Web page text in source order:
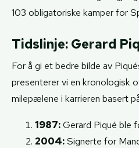
103 obligatoriske kamper for
Tidslinje: Gerard
For å gi et bedre bilde av
presenterer vi en kronologisk
milepælene i karrieren basert
1987:Gerard Piqué ble
2004:Signerte for